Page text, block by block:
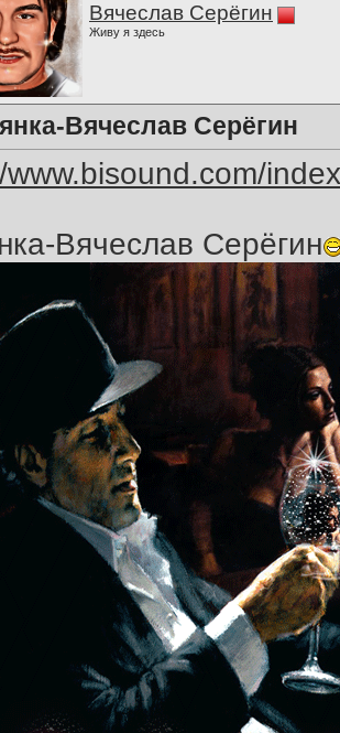
Вячеслав Серёгин
Живу я здесь
Вячеслав Серёгин
www.bisound.com/
Вячеслав Серёгин